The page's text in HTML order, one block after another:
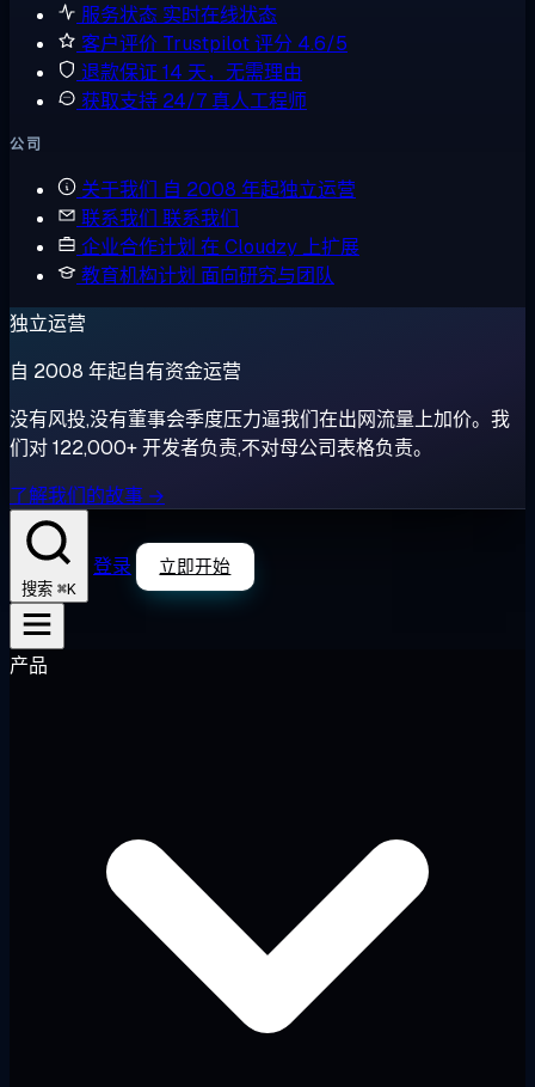
服务状态 实时在线状态
客户评价 Trustpilot 评分 4.6/5
退款保证 14 天，无需理由
获取支持 24/7 真人工程师
公司
关于我们 自 2008 年起独立运营
联系我们 联系我们
企业合作计划 在 Cloudzy 上扩展
教育机构计划 面向研究与团队
独立运营
自 2008 年起自有资金运营
没有风投,没有董事会季度压力逼我们在出网流量上加价。我
们对 122,000+ 开发者负责,不对母公司表格负责。
了解我们的故事 →
搜索 ⌘K
登录 立即开始
产品